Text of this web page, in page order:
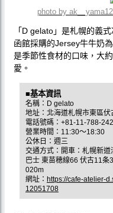
photo by
「D gelato」是札幌的義
函館採購的Jersey牛牛奶
是季節性食材的口味，大
愛。
■基本資訊
名稱：D gelato
地址：北海道札幌市東區
電話號碼：+81-11-788-
營業時間：11:30～18:30
公休日：週三
交通方式：開車：札幌新
巴士 東苗穂線66 伏古11条
020m
網址： https://cafe-atelier-
12051708